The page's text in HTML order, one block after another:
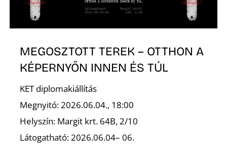
MEGOSZTOTT TEREK – OTTHON A
KÉPERNYŐN INNEN ÉS TÚL
KET diplomakiállítás
Megnyitó: 2026.06.04., 18:00
Helyszín: Margit krt. 64B, 2/10
Látogatható: 2026.06.04– 06.